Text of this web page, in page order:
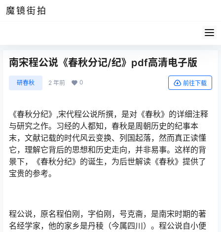
魔镜街拍
南宋程公说《春秋分记/纪》pdf高清电子版
研春秋 2 年前 0 前往下载
《春秋分纪》,宋代程公说所撰，是对《春秋》的详细注释
与研究之作。习经的人都知，春秋是周朝历史的纪事本
末，文献记载的时代风云变换、列国起落，然而真正读懂
它，理解它背后的思想和历史走向，并非易事。这样的背
景下，《春秋分纪》的诞生，为后世解读《春秋》提供了
宝贵的参考。
程公说，原名程伯刚，字伯刚，号克斋，是南宋时期的著
名经学家，他的家乡是丹稜（今属四川）。程公说自小便